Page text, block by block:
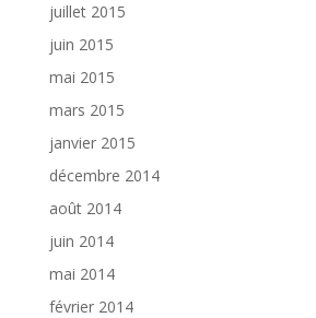
juillet 2015
juin 2015
mai 2015
mars 2015
janvier 2015
décembre 2014
août 2014
juin 2014
mai 2014
février 2014